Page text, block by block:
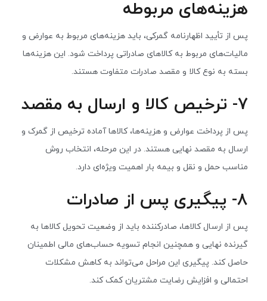
هزینه‌های مربوطه
پس از تأیید اظهارنامه گمرکی، باید هزینه‌های مربوط به عوارض و
مالیات‌های مربوط به کالاهای صادراتی پرداخت شود. این هزینه‌ها
بسته به نوع کالا و مقصد صادرات متفاوت هستند.
۷- ترخیص کالا و ارسال به مقصد
پس از پرداخت عوارض و هزینه‌ها، کالاها آماده ترخیص از گمرک و
ارسال به مقصد نهایی هستند. در این مرحله، انتخاب روش
مناسب حمل و نقل و بیمه بار اهمیت ویژه‌ای دارد.
۸- پیگیری پس از صادرات
پس از ارسال کالاها، صادرکننده باید از وضعیت تحویل کالاها به
گیرنده نهایی و همچنین انجام تسویه حساب‌های مالی اطمینان
حاصل کند. پیگیری این مراحل می‌تواند به کاهش مشکلات
احتمالی و افزایش رضایت مشتریان کمک کند.